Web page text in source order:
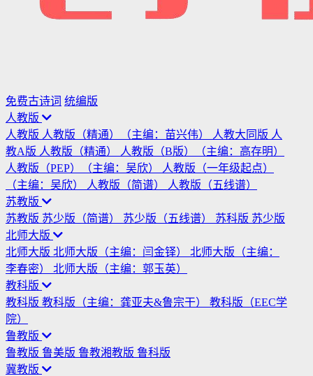
免费古诗词 统编版
人教版
人教版 人教版（精通）（主编：苗兴伟） 人教大同版 人
教A版 人教版（精通）
人教版（B版）（主编：高存明）
人教版（PEP）（主编：吴欣）
人教版（一年级起点）
（主编：吴欣）
人教版（简谱）
人教版（五线谱）
苏教版
苏教版 苏少版（简谱） 苏少版（五线谱） 苏科版 苏少版
北师大版
北师大版 北师大版（主编：闫金铎） 北师大版（主编：
李春密） 北师大版（主编：郭玉英）
教科版
教科版 教科版（主编：龚亚夫&鲁宗干） 教科版（EEC学
院）
鲁教版
鲁教版 鲁美版 鲁教湘教版 鲁科版
冀教版